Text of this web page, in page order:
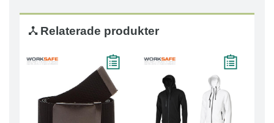
Relaterade produkter